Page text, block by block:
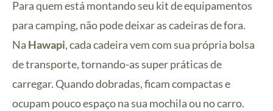
Para quem está montando seu kit de equipamentos
para camping, não pode deixar as cadeiras de fora.
Na Hawapi, cada cadeira vem com sua própria bolsa
de transporte, tornando-as super práticas de
carregar. Quando dobradas, ficam compactas e
ocupam pouco espaço na sua mochila ou no carro.